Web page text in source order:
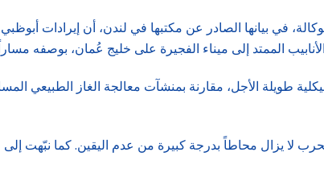
طويلة الأجل، مقارنة بمنشآت معالجة الغاز الطبيعي
من تموز/يوليو 2026، لكنها شددت على أن مسار الحرب لا يزال محاطاً بدرجة كبيرة من عدم